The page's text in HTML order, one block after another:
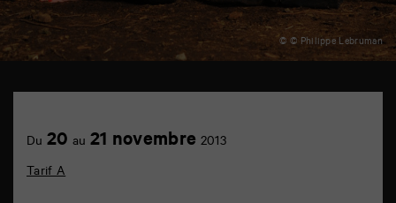
© © Philippe Lebruman
Achetez
en
Du 20 au 21 novembre 2013
Tarif A